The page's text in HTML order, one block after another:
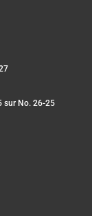
sur No. 26-25